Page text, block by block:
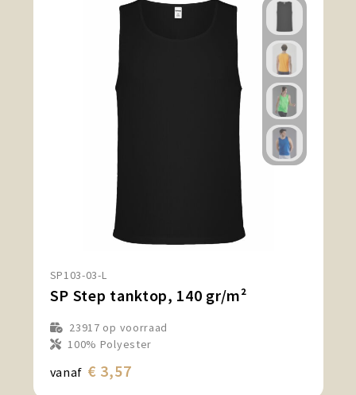
SP103-03-L
SP Step tanktop, 140 gr/m²
23917 op voorraad
100% Polyester
vanaf € 3,57